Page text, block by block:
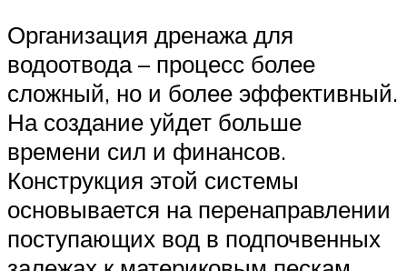
Организация дренажа для
водоотвода – процесс более
сложный, но и более эффективный.
На создание уйдет больше
времени сил и финансов.
Конструкция этой системы
основывается на перенаправлении
поступающих вод в подпочвенных